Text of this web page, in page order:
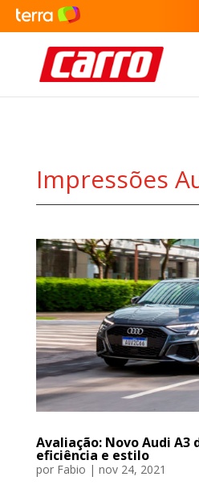
Impressões
Avaliação: Novo Audi A3
eficiência e estilo
por Fabio | nov 24, 2021